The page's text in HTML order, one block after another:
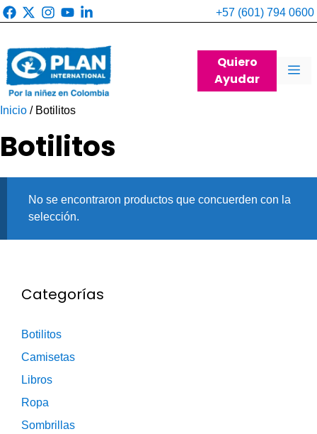
Saltar
al
+57 (601) 794 0600
Quiero
Ayudar
Inicio / Botilitos
Botilitos
No se encontraron productos que concuerden con la
selección.
Categorías
Botilitos
Camisetas
Libros
Ropa
Sombrillas